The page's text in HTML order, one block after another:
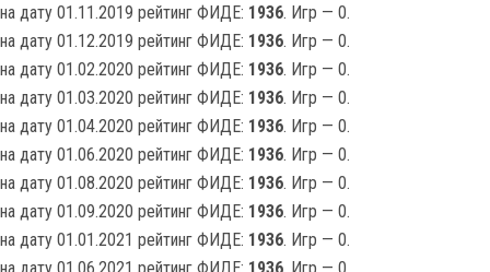
на дату 01.11.2019 рейтинг ФИДЕ: 1936. Игр — 0.
на дату 01.12.2019 рейтинг ФИДЕ: 1936. Игр — 0.
на дату 01.02.2020 рейтинг ФИДЕ: 1936. Игр — 0.
на дату 01.03.2020 рейтинг ФИДЕ: 1936. Игр — 0.
на дату 01.04.2020 рейтинг ФИДЕ: 1936. Игр — 0.
на дату 01.06.2020 рейтинг ФИДЕ: 1936. Игр — 0.
на дату 01.08.2020 рейтинг ФИДЕ: 1936. Игр — 0.
на дату 01.09.2020 рейтинг ФИДЕ: 1936. Игр — 0.
на дату 01.01.2021 рейтинг ФИДЕ: 1936. Игр — 0.